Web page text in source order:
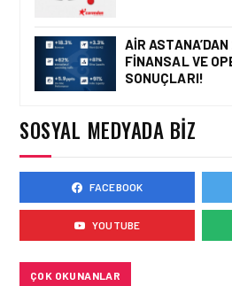
HAVACILIK •
ÇELEBI
ANLAMLI
HAVACILIK •
AIRBUS
BINIŞ
AIR
FINANSAL VE
SONUÇLARI!
SOSYAL MEDYADA BIZ
FACEBOOK
YOUTUBE
ÇOK OKUNANLAR